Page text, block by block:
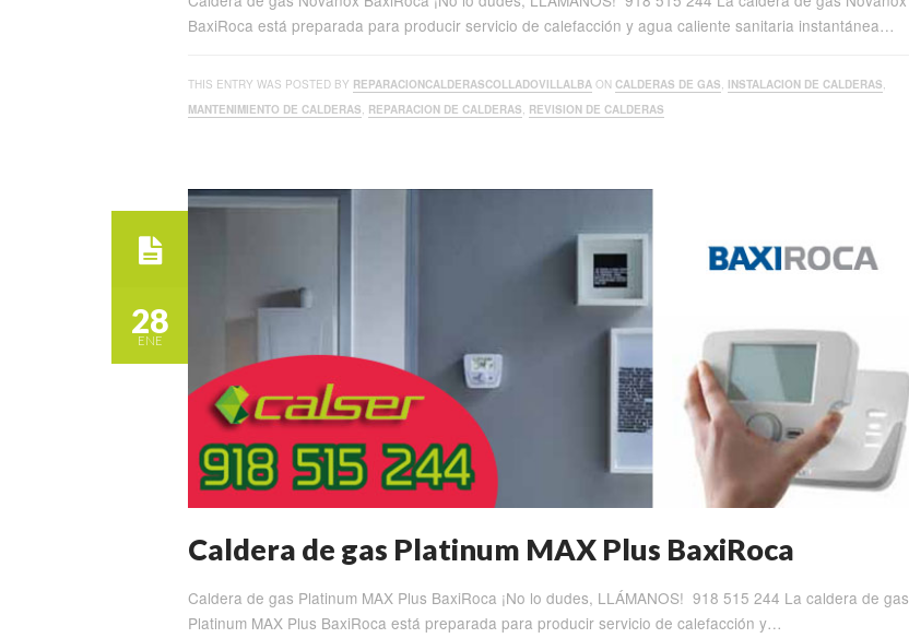
BaxiRoca está preparada para producir servicio de calefacción y agua caliente sanitaria instantánea…
THIS ENTRY WAS POSTED BY REPARACIONCALDERASCOLLADOVILLALBA ON CALDERAS DE GAS, INSTALACION DE CALDERAS,
MANTENIMIENTO DE CALDERAS, REPARACION DE CALDERAS, REVISION DE CALDERAS
28
ENE
Caldera de gas Platinum MAX Plus BaxiRoca
Caldera de gas Platinum MAX Plus BaxiRoca ¡No lo dudes, LLÁMANOS! 918 515 244 La caldera de gas
Platinum MAX Plus BaxiRoca está preparada para producir servicio de calefacción y…